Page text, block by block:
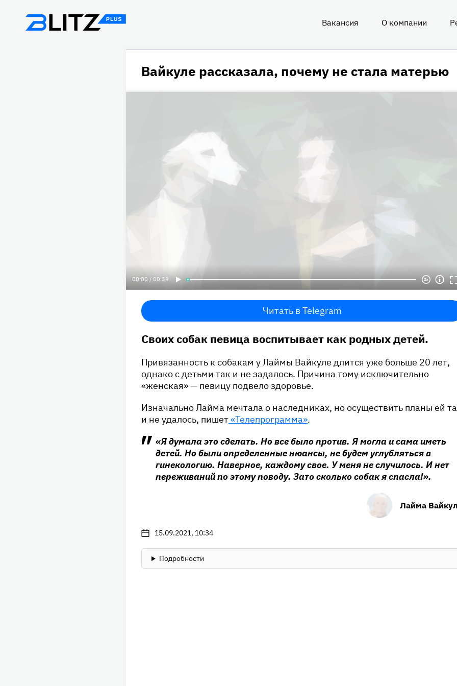
Вакансия О компании
Вайкуле рассказала, почему не стала матерью
00:00 / 00:39
Читать в Telegram
Своих собак певица воспитывает как родных детей.
Привязанность к собакам у Лаймы Вайкуле длится уже больше 20 лет,
однако с детьми так и не задалось. Причина тому исключительно
«женская» — певицу подвело здоровье.
Изначально Лайма мечтала о наследниках, но осуществить планы ей
и не удалось, пишет«Телепрограмма».
«Я думала это сделать. Но все было против. Я могла и сама иметь
детей. Но были определенные нюансы, не будем углубляться в
гинекологию. Наверное, каждому свое. У меня не случилось. И нет
переживаний по этому поводу. Зато сколько собак я спасла!».
Лайма
15.09.2021, 10:34
Подробности